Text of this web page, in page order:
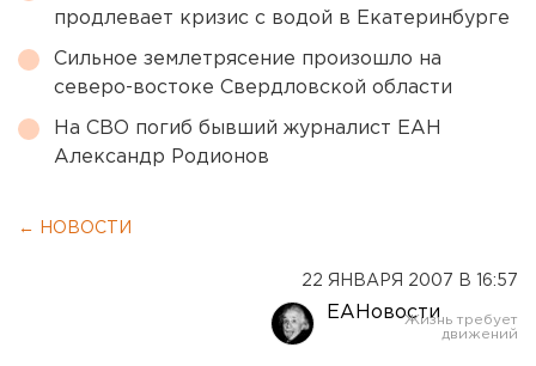
продлевает кризис с водой в Екатеринбурге
Сильное землетрясение произошло на
северо-востоке Свердловской области
На СВО погиб бывший журналист ЕАН
Александр Родионов
← НОВОСТИ
22 ЯНВАРЯ 2007 В 16:57
ЕАНовости